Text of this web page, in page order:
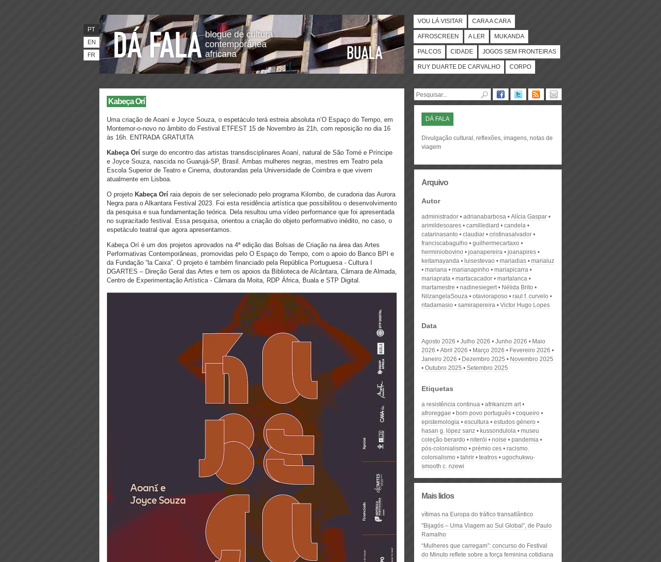
blogue de cultura
contemporânea
africana
PT
EN
FR
VOU LÁ VISITAR CARA A CARA
AFROSCREEN A LER MUKANDA
PALCOS CIDADE JOGOS SEM FRONTEIRAS
RUY DUARTE DE CARVALHO CORPO
Kabeça Orí
Uma criação de Aoaní e Joyce Souza, o espetáculo terá estreia absoluta n’O Espaço do Tempo, em
Montemor-o-novo no âmbito do Festival ETFEST 15 de Novembro às 21h, com reposição no dia 16
às 16h. ENTRADA GRATUITA
Kabeça Orí surge do encontro das artistas transdisciplinares Aoaní, natural de São Tomé e Príncipe
e Joyce Souza, nascida no Guarujá-SP, Brasil. Ambas mulheres negras, mestres em Teatro pela
Escola Superior de Teatro e Cinema, doutorandas pela Universidade de Coimbra e que vivem
atualmente em Lisboa.
O projeto Kabeça Orí raia depois de ser selecionado pelo programa Kilombo, de curadoria das Aurora
Negra para o Alkantara Festival 2023. Foi esta residência artística que possibilitou o desenvolvimento
da pesquisa e sua fundamentação teórica. Dela resultou uma vídeo performance que foi apresentada
no supracitado festival. Essa pesquisa, orientou a criação do objeto performativo inédito, no caso, o
espetáculo teatral que agora apresentamos.
Kabeça Orí é um dos projetos aprovados na 4ª edição das Bolsas de Criação na área das Artes
Performativas Contemporâneas, promovidas pelo O Espaço do Tempo, com o apoio do Banco BPI e
da Fundação “la Caixa”. O projeto é também financiado pela República Portuguesa - Cultura I
DGARTES – Direção Geral das Artes e tem os apoios da Biblioteca de Alcântara, Câmara de Almada,
Centro de Experimentação Artística - Câmara da Moita, RDP África, Buala e STP Digital.
DÁ FALA
Divulgação cultural, reflexões, imagens, notas de
viagem
Arquivo
Autor
administrador adrianabarbosa
Alícia Gaspar
arimildesoares
camillediard
candela
catarinasanto
claudiar
cristinasalvador
franciscabagulho
guilhermecartaxo
herminiobovino
joanapereira
joanapires
keitamayanda
luisestevao mariadias
marialuz
mariana
marianapinho
mariapicarra
mariaprata
martacacador
martalanca
martamestre
nadinesiegert
Nélida Brito
NilzangelaSouza
otavioraposo
raul f. curvelo
ritadamasio
samirapereira Victor Hugo Lopes
Data
Agosto 2026 Julho 2026 Junho 2026
Maio
2026
Abril 2026 Março 2026
Fevereiro 2026
Janeiro 2026
Dezembro 2025
Novembro 2025
Outubro 2025
Setembro 2025
Etiquetas
a resistência continua
afrikanizm art
afroreggae
bom povo português
coqueiro
epistemologia
escultura
estudos género
hasan g. lópez sanz
kussondulola
museu
coleção berardo
niterói noise
pandemia
pós-colonialismo
prémio ces
racismo.
colonialismo
tahrir teatros
ugochukwu-
smooth c. nzewi
Mais lidos
vítimas na Europa do tráfico transatlântico
"Bijagós – Uma Viagem ao Sul Global", de Paulo
Ramalho
“Mulheres que carregam”: concurso do Festival
do Minuto reflete sobre a força feminina cotidiana